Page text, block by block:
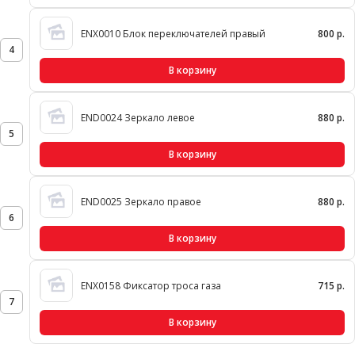
4
ENX0010 Блок переключателей правый 800 р.
В корзину
5
END0024 Зеркало левое 880 р.
В корзину
6
END0025 Зеркало правое 880 р.
В корзину
7
ENX0158 Фиксатор троса газа 715 р.
В корзину